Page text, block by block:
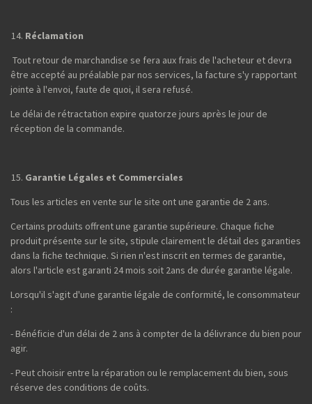
Réclamation
Tout retour de marchandise se fera aux frais de l'acheteur et devra
être accepté au préalable par nos services, la facture s'y rapportant
jointe à l'envoi, faute de quoi, il sera refusé.
Le délai de rétractation expire quatorze jours après le jour de
réception de la commande.
Garantie Légales et Commerciales
Tous les articles en vente sur le site ont une garantie de 2 ans.
Certains produits offrent une garantie supérieure. Chaque fiche
produit présente sur le site, stipule clairement le détail des garanties
dans la fiche technique. Si rien n'est inscrit en termes de garantie,
alors l'article est garanti 24 mois soit 2ans de durée garantie légale.
Lorsqu'il s'agit d'une garantie légale de conformité, le consommateur
:
- Bénéficie d'un délai de 2 ans à compter de la délivrance du bien pour
agir.
- Peut choisir entre la réparation ou le remplacement du bien, sous
réserve des conditions de coûts.